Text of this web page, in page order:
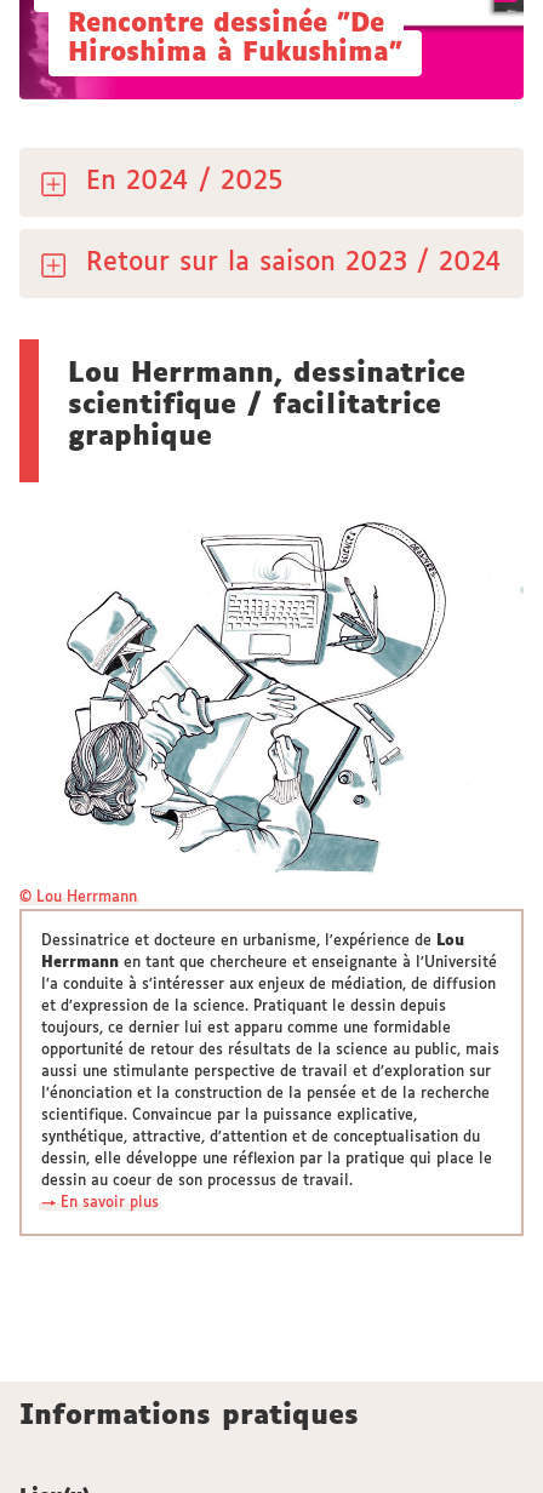
Rencontre dessinée "De
Hiroshima à Fukushima"
En 2024 / 2025
Retour sur la saison 2023 / 2024
Lou Herrmann, dessinatrice
scientifique / facilitatrice
graphique
© Lou Herrmann
Dessinatrice et docteure en urbanisme, l'expérience de
Lou
Herrmann en tant que chercheure et enseignante à l’Université
l’a conduite à s’intéresser aux enjeux de médiation, de diffusion
et d’expression de la science. Pratiquant le dessin depuis
toujours, ce dernier lui est apparu comme une formidable
opportunité de retour des résultats de la science au public, mais
aussi une stimulante perspective de travail et d’exploration sur
l’énonciation et la construction de la pensée et de la recherche
scientifique. Convaincue par la puissance explicative,
synthétique, attractive, d’attention et de conceptualisation du
dessin, elle développe une réflexion par la pratique qui place le
dessin au coeur de son processus de travail.
→ En savoir plus
Informations pratiques